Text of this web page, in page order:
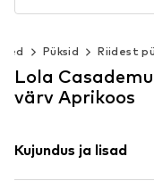
Püksid Riidest
Lola
värv Aprikoos
Kujundus ja lisad